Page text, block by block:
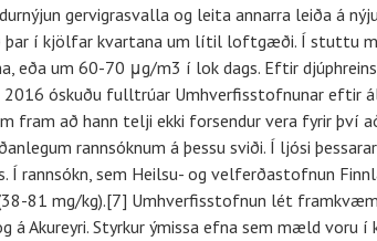
gervigrasvalla og leita annarra leiða á
þar í kjölfar kvartana um lítil loftgæði. Í stuttu
eða um 60-70 μg/m3 í lok dags. Eftir
óskuðu fulltrúar Umhverfisstofnunar eftir
fram að hann telji ekki forsendur vera fyrir
rannsóknum á þessu sviði. Í ljósi
rannsókn, sem Heilsu- og velferðastofnun
81 mg/kg).[7] Umhverfisstofnun lét
á Akureyri. Styrkur ýmissa efna sem mæld voru